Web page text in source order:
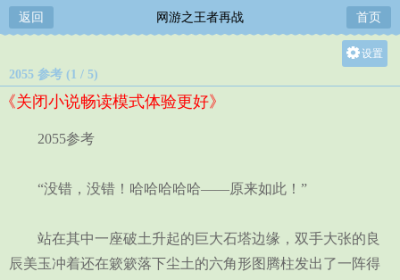
返回 网游之王者再战 首页
设置
2055 参考 (1 / 5)
《关闭小说畅读模式体验更好》
2055参考
“没错，没错！哈哈哈哈哈——原来如此！”
站在其中一座破土升起的巨大石塔边缘，双手大张的良
辰美玉冲着还在簌簌落下尘土的六角形图腾柱发出了一阵得